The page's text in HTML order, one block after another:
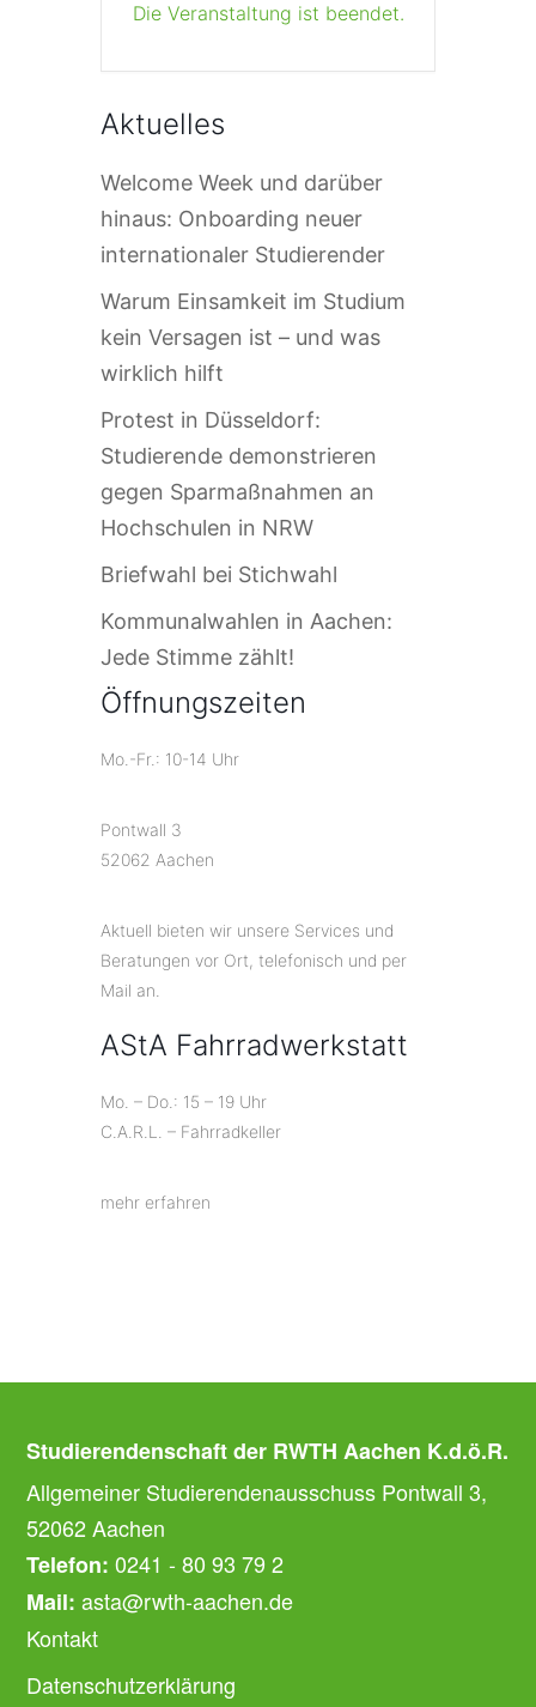
Die Veranstaltung ist beendet.
Aktuelles
Welcome Week und darüber
hinaus: Onboarding neuer
internationaler Studierender
Warum Einsamkeit im Studium
kein Versagen ist – und was
wirklich hilft
Protest in Düsseldorf:
Studierende demonstrieren
gegen Sparmaßnahmen an
Hochschulen in NRW
Briefwahl bei Stichwahl
Kommunalwahlen in Aachen:
Jede Stimme zählt!
Öffnungszeiten
Mo.-Fr.: 10-14 Uhr
Pontwall 3
52062 Aachen
Aktuell bieten wir unsere Services und
Beratungen vor Ort, telefonisch und per
Mail an.
AStA Fahrradwerkstatt
Mo. – Do.: 15 – 19 Uhr
C.A.R.L. – Fahrradkeller
mehr erfahren
Studierendenschaft der RWTH Aachen K.d.ö.R.
Allgemeiner Studierendenausschuss Pontwall 3,
52062 Aachen
Telefon: 0241 - 80 93 79 2
Mail: asta@rwth-aachen.de
Kontakt
Datenschutzerklärung